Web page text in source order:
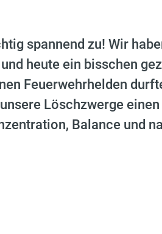
spannend zu! Wir
heute ein bisschen
Feuerwehrhelden
Löschzwerge
Balance und